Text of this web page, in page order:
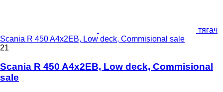
тягач
Scania R 450 A4x2EB, Low deck, Commisional sale
21
Scania R 450 A4x2EB, Low deck, Commisional
sale